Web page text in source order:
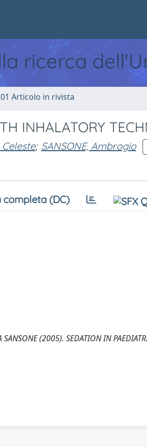
ricerca
Articolo in rivista
INHALATORY
Celeste; SANSONE, Ambrogio
completa (DC)
(2005). SEDATION IN